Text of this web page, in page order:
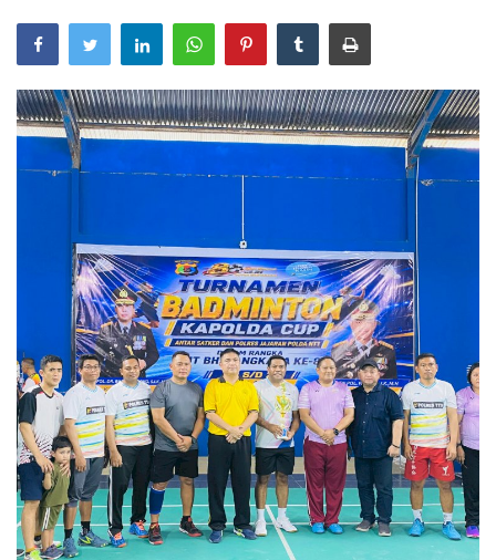
Lantas
Giat Ops
Polisi Kita
Jurnal Kamtibmas